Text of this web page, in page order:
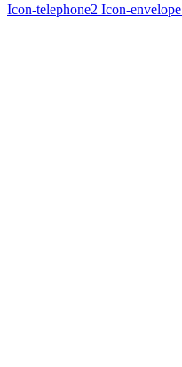
Icon-telephone2 Icon-envelope